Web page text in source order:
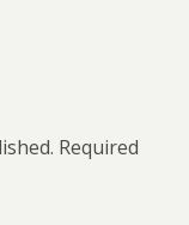
Required